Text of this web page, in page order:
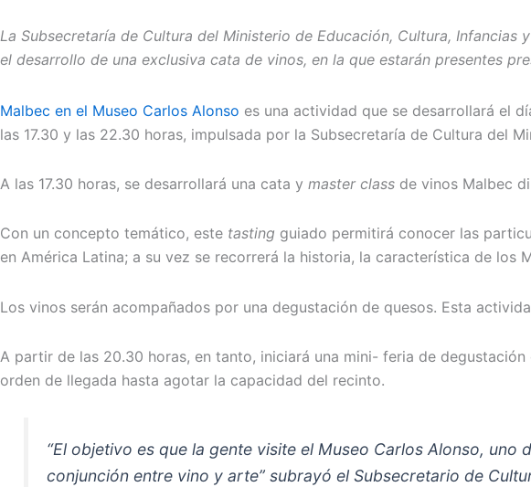
La Subsecretaría de Cultura del Ministerio de Educación, Cultura,
el desarrollo de una exclusiva cata de vinos, en la que estarán presentes
Malbec en el Museo Carlos Alonso es una actividad que se desarrollará el
las 17.30 y las 22.30 horas, impulsada por la Subsecretaría de Cultura del
A las 17.30 horas, se desarrollará una cata y master class de vinos Malbec
Con un concepto temático, este tasting guiado permitirá conocer las
en América Latina; a su vez se recorrerá la historia, la característica de
Los vinos serán acompañados por una degustación de quesos. Esta
A partir de las 20.30 horas, en tanto, iniciará una mini- feria de
orden de llegada hasta agotar la capacidad del recinto.
“El objetivo es que la gente visite el Museo Carlos Alonso,
conjunción entre vino y arte” subrayó el Subsecretario de